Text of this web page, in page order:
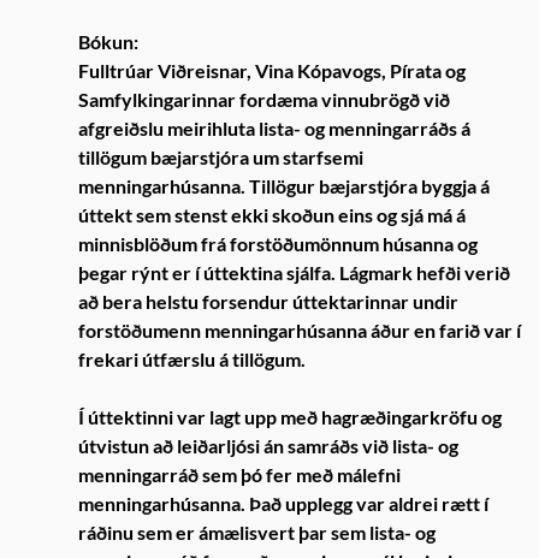
Bókun:
Fulltrúar Viðreisnar, Vina Kópavogs, Pírata og
Samfylkingarinnar fordæma vinnubrögð við
afgreiðslu meirihluta lista- og menningarráðs á
tillögum bæjarstjóra um starfsemi
menningarhúsanna. Tillögur bæjarstjóra byggja á
úttekt sem stenst ekki skoðun eins og sjá má á
minnisblöðum frá forstöðumönnum húsanna og
þegar rýnt er í úttektina sjálfa. Lágmark hefði verið
að bera helstu forsendur úttektarinnar undir
forstöðumenn menningarhúsanna áður en farið var í
frekari útfærslu á tillögum.
Í úttektinni var lagt upp með hagræðingarkröfu og
útvistun að leiðarljósi án samráðs við lista- og
menningarráð sem þó fer með málefni
menningarhúsanna. Það upplegg var aldrei rætt í
ráðinu sem er ámælisvert þar sem lista- og